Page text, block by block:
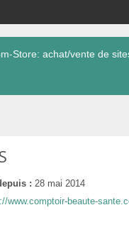
Store: achat/vente de
: 28 mai 2014
www.comptoir-beaute-